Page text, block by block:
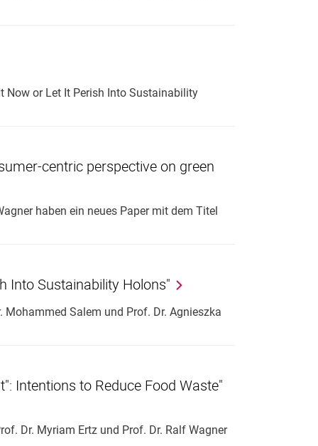
Now or Let It Perish Into Sustainability
centric perspective on green
haben ein neues Paper mit dem Titel
Into Sustainability Holons"
Mohammed Salem und Prof. Dr. Agnieszka
Intentions to Reduce Food Waste"
Dr. Myriam Ertz und Prof. Dr. Ralf Wagner